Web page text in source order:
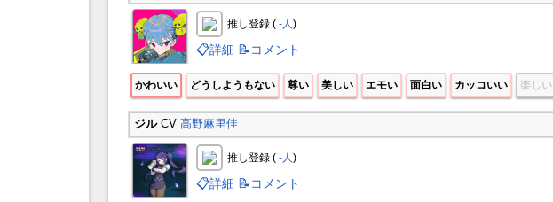
推し登録 ( -人)
📋詳細 📝コメント
かわいい どうしようもない 尊い 美しい エモい 面白い カッコいい 楽しい
ジルCV 高野麻里佳
推し登録 ( -人 )
📋詳細 📝コメント